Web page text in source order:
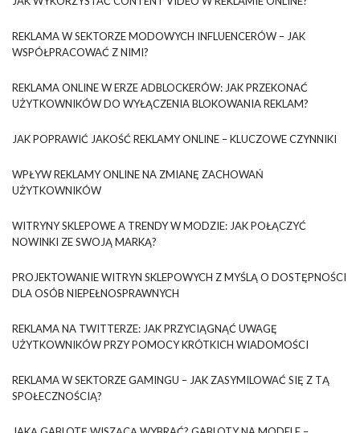
REKLAMA W SEKTORZE MODOWYCH INFLUENCERÓW – JAK
WSPÓŁPRACOWAĆ Z NIMI?
REKLAMA ONLINE W ERZE ADBLOCKERÓW: JAK PRZEKONAĆ
UŻYTKOWNIKÓW DO WYŁĄCZENIA BLOKOWANIA REKLAM?
JAK POPRAWIĆ JAKOŚĆ REKLAMY ONLINE – KLUCZOWE CZYNNIKI
WPŁYW REKLAMY ONLINE NA ZMIANĘ ZACHOWAŃ
UŻYTKOWNIKÓW
WITRYNY SKLEPOWE A TRENDY W MODZIE: JAK POŁĄCZYĆ
NOWINKI ZE SWOJĄ MARKĄ?
PROJEKTOWANIE WITRYN SKLEPOWYCH Z MYŚLĄ O DOSTĘPNOŚCI
DLA OSÓB NIEPEŁNOSPRAWNYCH
REKLAMA NA TWITTERZE: JAK PRZYCIĄGNĄĆ UWAGĘ
UŻYTKOWNIKÓW PRZY POMOCY KRÓTKICH WIADOMOŚCI
REKLAMA W SEKTORZE GAMINGU – JAK ZASYMILOWAĆ SIĘ Z TĄ
SPOŁECZNOŚCIĄ?